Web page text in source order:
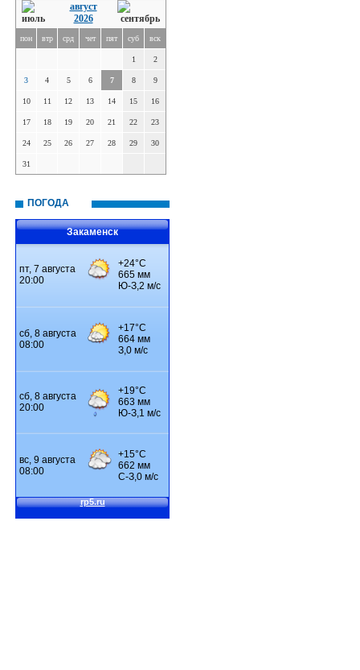
август
2026
пон втр срд чет пят суб вск
1 2
3 4 5 6 7 8 9
10 11 12 13 14 15 16
17 18 19 20 21 22 23
24 25 26 27 28 29 30
31
ПОГОДА
Закаменск